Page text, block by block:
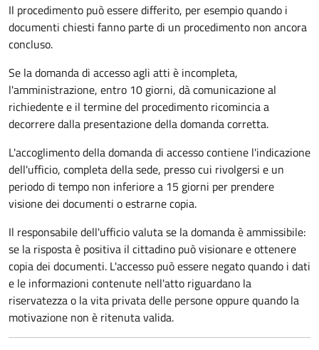
Il procedimento può essere differito, per esempio quando i
documenti chiesti fanno parte di un procedimento non ancora
concluso.
Se la domanda di accesso agli atti è incompleta,
l'amministrazione, entro 10 giorni, dà comunicazione al
richiedente e il termine del procedimento ricomincia a
decorrere dalla presentazione della domanda corretta.
L'accoglimento della domanda di accesso contiene l'indicazione
dell'ufficio, completa della sede, presso cui rivolgersi e un
periodo di tempo non inferiore a 15 giorni per prendere
visione dei documenti o estrarne copia.
Il responsabile dell'ufficio valuta se la domanda è ammissibile:
se la risposta è positiva il cittadino può visionare e ottenere
copia dei documenti. L'accesso può essere negato quando i dati
e le informazioni contenute nell'atto riguardano la
riservatezza o la vita privata delle persone oppure quando la
motivazione non è ritenuta valida.